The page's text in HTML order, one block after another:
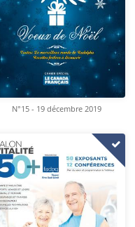
N°15 - 19 décembre 2019